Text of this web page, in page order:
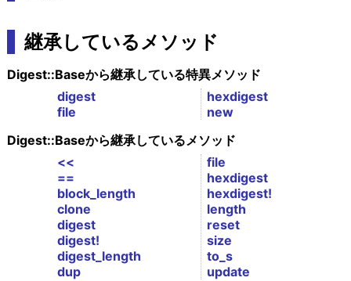
継承しているメソッド
Digest::Baseから継承している特異メソッド
digest
file
hexdigest
new
Digest::Baseから継承しているメソッド
<<
==
block_length
clone
digest
digest!
digest_length
dup
file
hexdigest
hexdigest!
length
reset
size
to_s
update